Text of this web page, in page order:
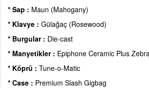
* Sap : Maun (Mahogany)
* Klavye : Gülağaç (Rosewood)
* Burgular : Die-cast
* Manyetikler : Epiphone Ceramic Plus
* Köprü : Tune-o-Matic
* Case : Premium Slash Gigbag